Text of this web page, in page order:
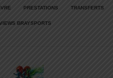
PRESTATIONS TRANSFERTS
BRAYSPORTS